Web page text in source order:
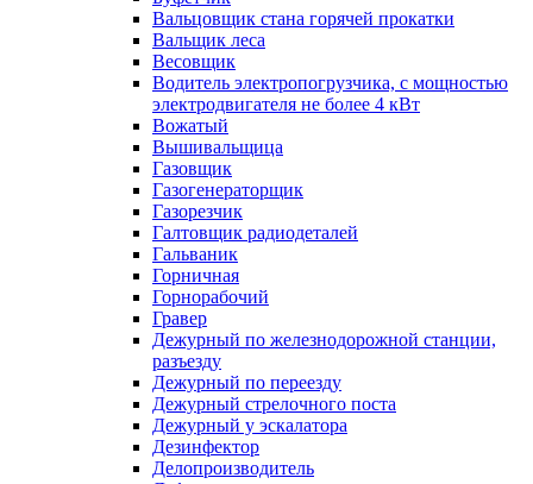
Вальцовщик стана горячей прокатки
Вальщик леса
Весовщик
Водитель электропогрузчика, с мощностью
электродвигателя не более 4 кВт
Вожатый
Вышивальщица
Газовщик
Газогенераторщик
Газорезчик
Галтовщик радиодеталей
Гальваник
Горничная
Горнорабочий
Гравер
Дежурный по железнодорожной станции,
разъезду
Дежурный по переезду
Дежурный стрелочного поста
Дежурный у эскалатора
Дезинфектор
Делопроизводитель